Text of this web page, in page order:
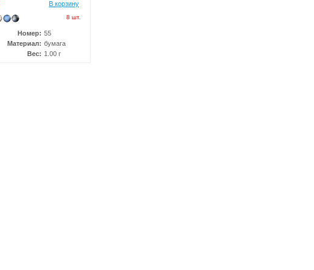
В корзину
8 шт.
Номер: 55
Материал: бумага
Вес: 1.00 г